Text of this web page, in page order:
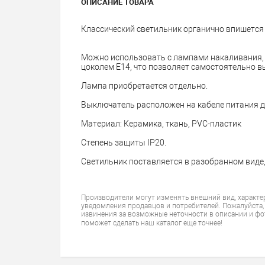
ОПИСАНИЕ ТОВАРА
Классический светильник органично
Можно использовать с лампами
цоколем Е14, что позволяет самостоятельно
Лампа приобретается отдельно.
Выключатель расположен на кабеле питания
Материал: Керамика, ткань, PVC-пластик
Степень защиты IP20.
Светильник поставляется в разобранном
Производители могут изменять внешний вид,
уведомления продавцов и потребителей.
извинения за возможные неточности в описании и
поможет сделать наш каталог еще точнее!